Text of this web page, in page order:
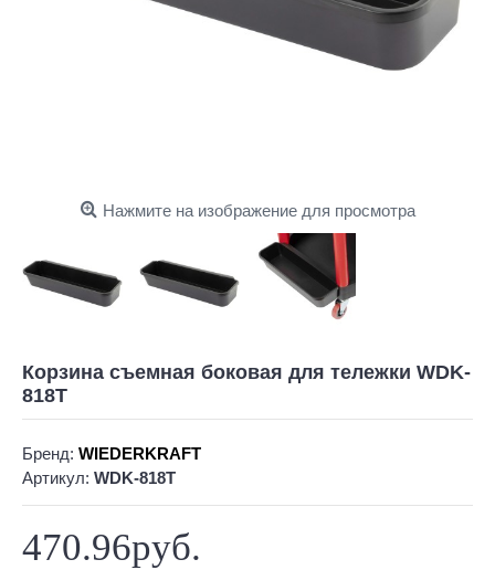
Нажмите на изображение для просмотра
Корзина съемная боковая для тележки WDK-
818T
Бренд: WIEDERKRAFT
Артикул: WDK-818T
470.96руб.